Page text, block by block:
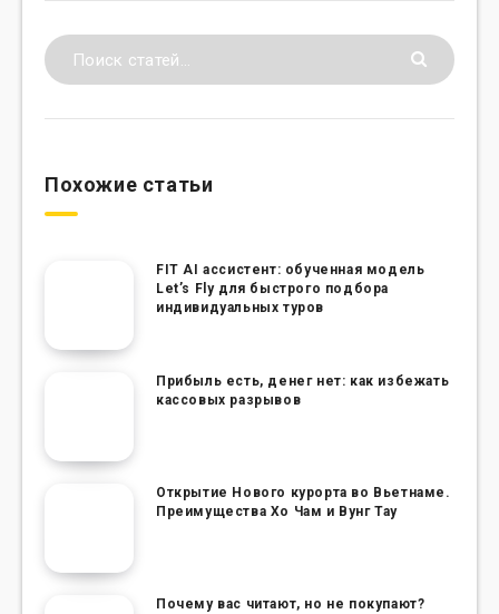
Похожие статьи
FIT AI ассистент: обученная модель
Let’s Fly для быстрого подбора
индивидуальных туров
Прибыль есть, денег нет: как избежать
кассовых разрывов
Открытие Нового курорта во Вьетнаме.
Преимущества Хо Чам и Вунг Тау
Почему вас читают, но не покупают?